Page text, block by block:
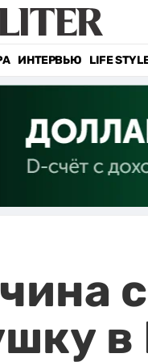
ИНТЕРВЬЮ LIFE